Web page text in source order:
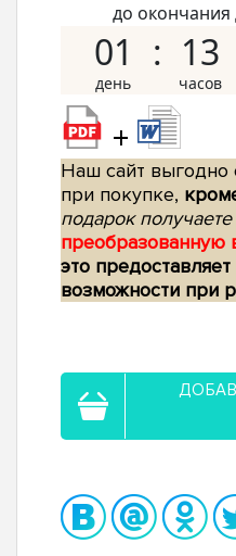
до окончания
01 13
+
Наш сайт выгодно
при покупке,
подарок получаете
преобразованную
это
возможности при